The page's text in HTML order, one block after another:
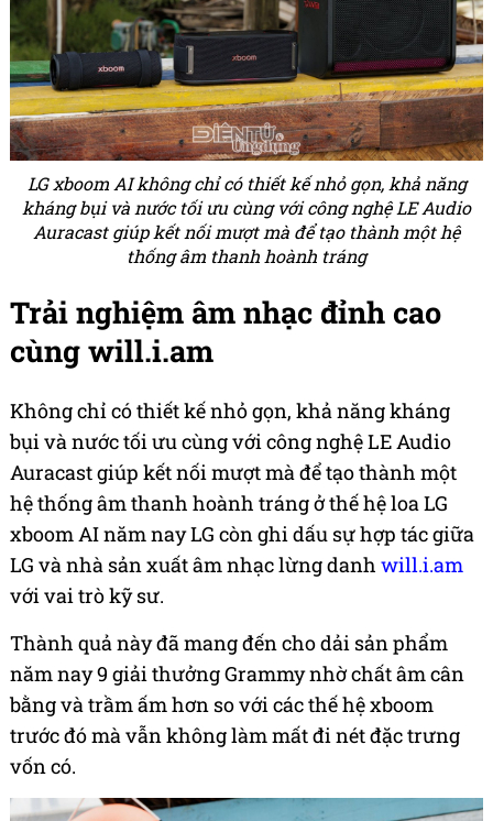
LG xboom AI không chỉ có thiết kế nhỏ gọn, khả năng
kháng bụi và nước tối ưu cùng với công nghệ LE Audio
Auracast giúp kết nối mượt mà để tạo thành một hệ
thống âm thanh hoành tráng
Trải nghiệm âm nhạc đỉnh cao
cùng will.i.am
Không chỉ có thiết kế nhỏ gọn, khả năng kháng
bụi và nước tối ưu cùng với công nghệ LE Audio
Auracast giúp kết nối mượt mà để tạo thành một
hệ thống âm thanh hoành tráng ở thế hệ loa LG
xboom AI năm nay LG còn ghi dấu sự hợp tác giữa
LG và nhà sản xuất âm nhạc lừng danh will.i.am
với vai trò kỹ sư.
Thành quả này đã mang đến cho dải sản phẩm
năm nay 9 giải thưởng Grammy nhờ chất âm cân
bằng và trầm ấm hơn so với các thế hệ xboom
trước đó mà vẫn không làm mất đi nét đặc trưng
vốn có.